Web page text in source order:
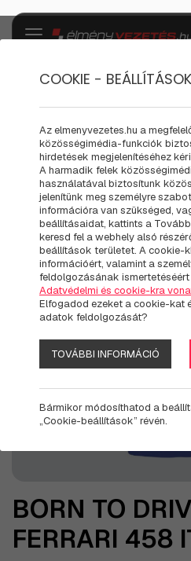
BORN TO
458
BORN TO
FERRARI 458
COOKIE - BEÁLLÍTÁSOK
Az elmenyvezetes.hu a
közösségimédia-funkciók
hirdetések megjelenítéséhez
A harmadik felek
használatával biztosítunk
jelenítünk meg személyre
információra van szükséged,
beállításaidat, kattints a
keresd fel a webhely alsó
beállítások területet. A cookie-
információért, valamint a
feldolgozásának
Adatvédelmi és cookie-kra
Elfogadod ezeket a cookie-kat
adatok feldolgozását?
TOVÁBBI INFORMÁCIÓ
Bármikor módosíthatod a
„Cookie-beállítások” révén.